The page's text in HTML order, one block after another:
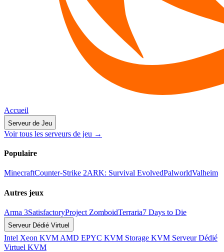
Accueil
Serveur de Jeu
Voir tous les serveurs de jeu →
Populaire
MinecraftCounter-Strike 2ARK: Survival EvolvedPalworldValheim
Autres jeux
Arma 3SatisfactoryProject ZomboidTerraria7 Days to Die
Serveur Dédié Virtuel
Intel Xeon KVM AMD EPYC KVM Storage KVM Serveur Dédié
Virtuel KVM